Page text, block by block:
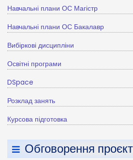
Навчальні плани ОС Магістр
Навчальні плани ОС Бакалавр
Вибіркові дисципліни
Освітні програми
DSpace
Розклад занять
Курсова підготовка
Обговорення